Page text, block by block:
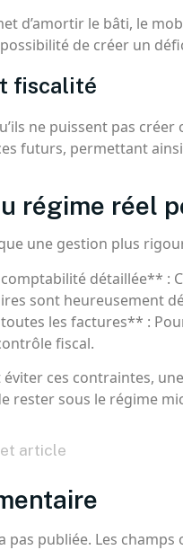
d’amortir le bâti, le
de créer un
fiscalité
ne puissent pas
futurs, permettant
régime réel
une gestion plus
détaillée** :
sont heureusement
les factures** :
fiscal.
ces contraintes,
rester sous le régime
article
pas publiée. Les champs